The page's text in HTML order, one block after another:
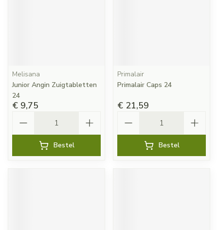
Melisana
Junior Angin Zuigtabletten
24
€ 9,75
Bestel
Primalair
Primalair Caps 24
€ 21,59
Bestel